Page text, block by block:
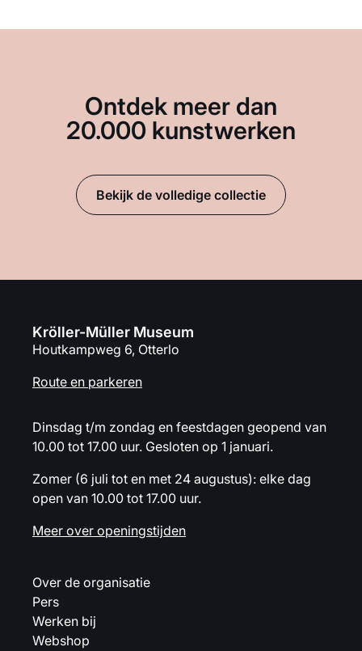
Ontdek meer dan
20.000 kunstwerken
Bekijk de volledige collectie
Kröller-Müller Museum
Houtkampweg 6, Otterlo
Route en parkeren
Dinsdag t/m zondag en feestdagen geopend van
10.00 tot 17.00 uur. Gesloten op 1 januari.
Zomer (6 juli tot en met 24 augustus): elke dag
open van 10.00 tot 17.00 uur.
Meer over openingstijden
Over de organisatie
Pers
Werken bij
Webshop